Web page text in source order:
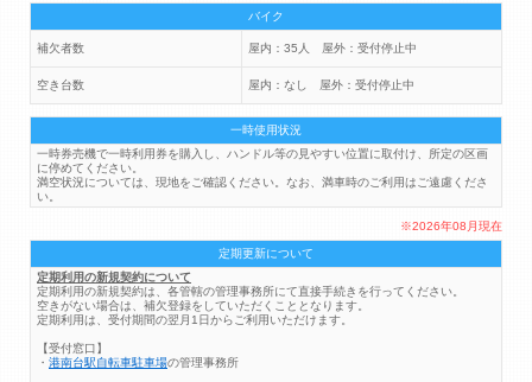
バイク
補欠者数 屋内：35人 屋外：受付停止中
空き台数 屋内：なし 屋外：受付停止中
一時使用状況
一時券売機で一時利用券を購入し、ハンドル等の見やすい位置に取付け、所定の区画
に停めてください。
満空状況については、現地をご確認ください。なお、満車時のご利用はご遠慮くださ
い。
※2026年08月現在
定期更新について
定期利用の新規契約について
定期利用の新規契約は、各管轄の管理事務所にて直接手続きを行ってください。
空きがない場合は、補欠登録をしていただくこととなります。
定期利用は、受付期間の翌月1日からご利用いただけます。
【受付窓口】
・ 港南台駅自転車駐車場の管理事務所